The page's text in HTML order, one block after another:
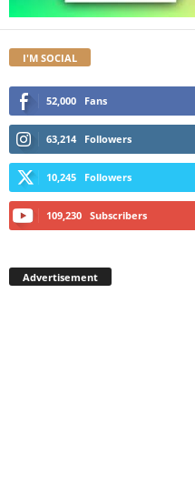
I'M SOCIAL
52,000 Fans
63,214 Followers
10,245 Followers
109,230 Subscribers
Advertisement